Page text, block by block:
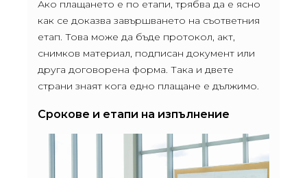
Ако плащането е по етапи, трябва да е ясно
как се доказва завършването на съответния
етап. Това може да бъде протокол, акт,
снимков материал, подписан документ или
друга договорена форма. Така и двете
страни знаят кога едно плащане е дължимо.
Срокове и етапи на изпълнение